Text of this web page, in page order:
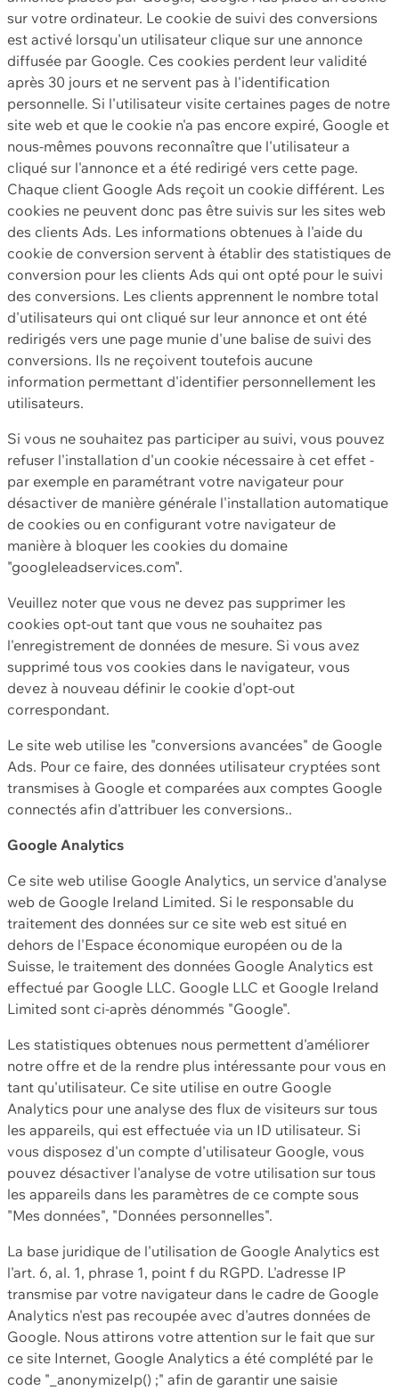
sur votre ordinateur. Le cookie de suivi des conversions
est activé lorsqu'un utilisateur clique sur une annonce
diffusée par Google. Ces cookies perdent leur validité
après 30 jours et ne servent pas à l'identification
personnelle. Si l'utilisateur visite certaines pages de notre
site web et que le cookie n'a pas encore expiré, Google et
nous-mêmes pouvons reconnaître que l'utilisateur a
cliqué sur l'annonce et a été redirigé vers cette page.
Chaque client Google Ads reçoit un cookie différent. Les
cookies ne peuvent donc pas être suivis sur les sites web
des clients Ads. Les informations obtenues à l'aide du
cookie de conversion servent à établir des statistiques de
conversion pour les clients Ads qui ont opté pour le suivi
des conversions. Les clients apprennent le nombre total
d'utilisateurs qui ont cliqué sur leur annonce et ont été
redirigés vers une page munie d'une balise de suivi des
conversions. Ils ne reçoivent toutefois aucune
information permettant d'identifier personnellement les
utilisateurs.
Si vous ne souhaitez pas participer au suivi, vous pouvez
refuser l'installation d'un cookie nécessaire à cet effet -
par exemple en paramétrant votre navigateur pour
désactiver de manière générale l'installation automatique
de cookies ou en configurant votre navigateur de
manière à bloquer les cookies du domaine
"googleleadservices.com".
Veuillez noter que vous ne devez pas supprimer les
cookies opt-out tant que vous ne souhaitez pas
l'enregistrement de données de mesure. Si vous avez
supprimé tous vos cookies dans le navigateur, vous
devez à nouveau définir le cookie d'opt-out
correspondant.
Le site web utilise les "conversions avancées" de Google
Ads. Pour ce faire, des données utilisateur cryptées sont
transmises à Google et comparées aux comptes Google
connectés afin d'attribuer les conversions..
Google Analytics
Ce site web utilise Google Analytics, un service d'analyse
web de Google Ireland Limited. Si le responsable du
traitement des données sur ce site web est situé en
dehors de l'Espace économique européen ou de la
Suisse, le traitement des données Google Analytics est
effectué par Google LLC. Google LLC et Google Ireland
Limited sont ci-après dénommés "Google".
Les statistiques obtenues nous permettent d'améliorer
notre offre et de la rendre plus intéressante pour vous en
tant qu'utilisateur. Ce site utilise en outre Google
Analytics pour une analyse des flux de visiteurs sur tous
les appareils, qui est effectuée via un ID utilisateur. Si
vous disposez d'un compte d'utilisateur Google, vous
pouvez désactiver l'analyse de votre utilisation sur tous
les appareils dans les paramètres de ce compte sous
"Mes données", "Données personnelles".
La base juridique de l'utilisation de Google Analytics est
l'art. 6, al. 1, phrase 1, point f du RGPD. L'adresse IP
transmise par votre navigateur dans le cadre de Google
Analytics n'est pas recoupée avec d'autres données de
Google. Nous attirons votre attention sur le fait que sur
ce site Internet, Google Analytics a été complété par le
code "_anonymizeIp() ;" afin de garantir une saisie